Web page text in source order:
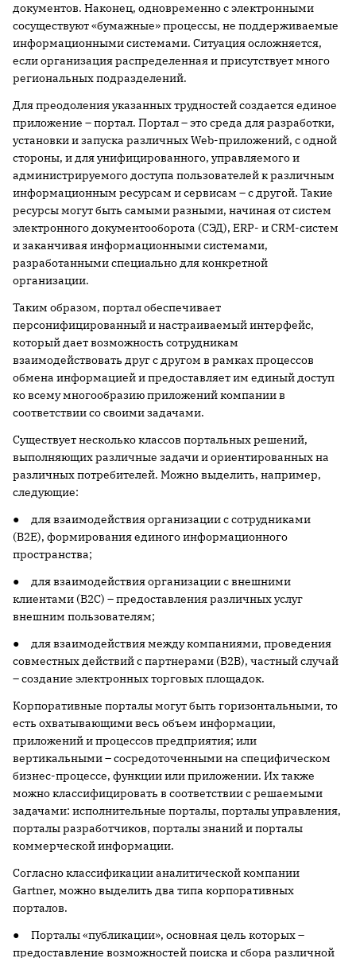
документов. Наконец, одновременно с электронными
сосуществуют «бумажные» процессы, не поддерживаемые
информационными системами. Ситуация осложняется,
если организация распределенная и присутствует много
региональных подразделений.
Для преодоления указанных трудностей создается единое
приложение – портал. Портал – это среда для разработки,
установки и запуска различных Web-приложений, с одной
стороны, и для унифицированного, управляемого и
администрируемого доступа пользователей к различным
информационным ресурсам и сервисам – с другой. Такие
ресурсы могут быть самыми разными, начиная от систем
электронного документооборота (СЭД), ERP- и CRM-систем
и заканчивая информационными системами,
разработанными специально для конкретной
организации.
Таким образом, портал обеспечивает
персонифицированный и настраиваемый интерфейс,
который дает возможность сотрудникам
взаимодействовать друг с другом в рамках процессов
обмена информацией и предоставляет им единый доступ
ко всему многообразию приложений компании в
соответствии со своими задачами.
Существует несколько классов портальных решений,
выполняющих различные задачи и ориентированных на
различных потребителей. Можно выделить, например,
следующие:
● для взаимодействия организации с сотрудниками
(B2E), формирования единого информационного
пространства;
● для взаимодействия организации с внешними
клиентами (B2C) – предоставления различных услуг
внешним пользователям;
● для взаимодействия между компаниями, проведения
совместных действий с партнерами (B2B), частный случай
– создание электронных торговых площадок.
Корпоративные порталы могут быть горизонтальными, то
есть охватывающими весь объем информации,
приложений и процессов предприятия; или
вертикальными – сосредоточенными на специфическом
бизнес-процессе, функции или приложении. Их также
можно классифицировать в соответствии с решаемыми
задачами: исполнительные порталы, порталы управления,
порталы разработчиков, порталы знаний и порталы
коммерческой информации.
Согласно классификации аналитической компании
Gartner, можно выделить два типа корпоративных
порталов.
● Порталы «публикации», основная цель которых –
предоставление возможностей поиска и сбора различной